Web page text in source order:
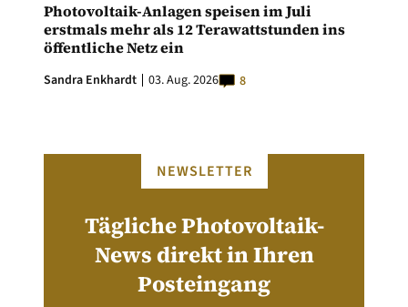
Photovoltaik-Anlagen speisen im Juli
erstmals mehr als 12 Terawattstunden ins
öffentliche Netz ein
Sandra Enkhardt 03. Aug. 2026 8
NEWSLETTER
Tägliche Photovoltaik-
News direkt in Ihren
Posteingang